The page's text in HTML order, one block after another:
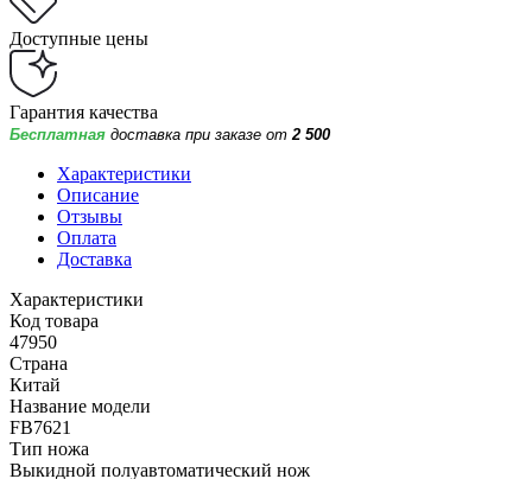
Доступные цены
Гарантия качества
Бесплатная доставка при заказе от 2 500
Характеристики
Описание
Отзывы
Оплата
Доставка
Характеристики
Код товара
47950
Страна
Китай
Название модели
FB7621
Тип ножа
Выкидной полуавтоматический нож